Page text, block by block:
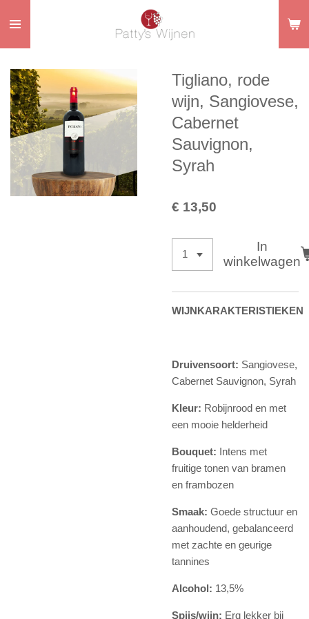
direct
naar
hoofdinhoud
Tigliano, rode
wijn, Sangiovese,
Cabernet
Sauvignon,
Syrah
€ 13,50
In
winkelwagen
WIJNKARAKTERISTIEKEN
Druivensoort: Sangiovese,
Cabernet Sauvignon, Syrah
Kleur: Robijnrood en met
een mooie helderheid
Bouquet: Intens met
fruitige tonen van bramen
en frambozen
Smaak: Goede structuur en
aanhoudend, gebalanceerd
met zachte en geurige
tannines
Alcohol: 13,5%
Spijs/wijn: Erg lekker bij